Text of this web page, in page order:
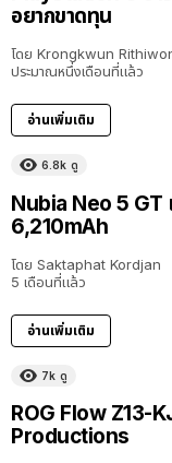
อยากขาดทุน
โดย Krongkwun
ประมาณหนึ่งเดือนที่แล้ว
อ่านเพิ่มเติม
6.8k ดู
Nubia Neo 5 GT
6,210mAh
โดย Saktaphat Kordjan
5 เดือนที่แล้ว
อ่านเพิ่มเติม
7k ดู
ROG Flow Z13-
Productions